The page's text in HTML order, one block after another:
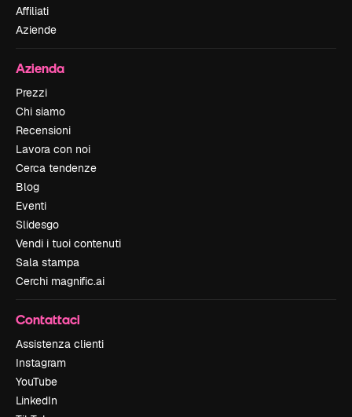
Affiliati
Aziende
Azienda
Prezzi
Chi siamo
Recensioni
Lavora con noi
Cerca tendenze
Blog
Eventi
Slidesgo
Vendi i tuoi contenuti
Sala stampa
Cerchi magnific.ai
Contattaci
Assistenza clienti
Instagram
YouTube
LinkedIn